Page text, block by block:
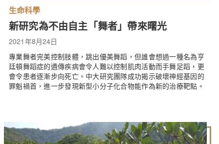
生命科學
新研究為不由自主「舞者」帶來曙光
2021年8月24日
專業舞者完美控制肢體，跳出優美舞蹈，但誰會想過一種名為亨
廷頓舞蹈症的遺傳疾病會令人難以控制肌肉活動而手舞足蹈，更
會令患者逐漸步向死亡。中大研究團隊成功揭示破壞神經基因的
罪魁禍首，進一步發現新型小分子化合物能作為新的治療靶點。